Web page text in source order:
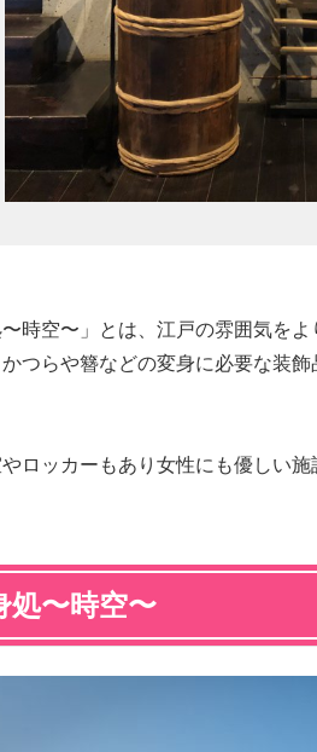
〜時空〜」とは、江戸の雰囲気を
つらや簪などの変身に必要な装
ロッカーもあり女性にも優しい施
処〜時空〜